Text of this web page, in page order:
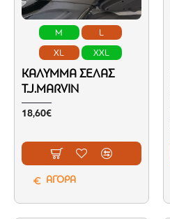
M L
XL XXL
KΆΛΥΜΜΑ ΣΈΛΑΣ
T.J.MARVIN
18,60€
ΑΓΟΡΑ